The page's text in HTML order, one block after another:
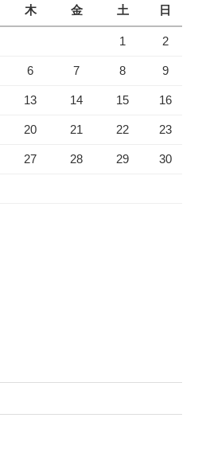
木 金 土 日
1 2
6 7 8 9
13 14 15 16
20 21 22 23
27 28 29 30